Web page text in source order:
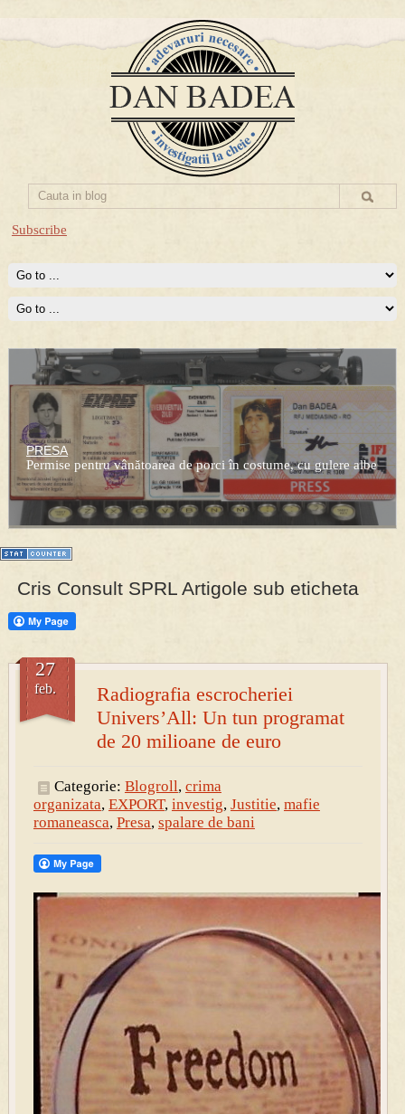
Subscribe
PRESA
Permise pentru vânătoarea de porci în costume, cu gulere albe
Prima mea carte publicata (Nemira)
Averea Presedintelui: prima lucrare despre controversatele
conturi secrete ale Securitatii.
Cris Consult SPRL Artigole sub eticheta
Radiografia escrocheriei
Univers’All: Un tun programat
de 20 milioane de euro
27
feb.
Categorie: Blogroll, crima
organizata, EXPORT, investig, Justitie, mafie
romaneasca, Presa, spalare de bani